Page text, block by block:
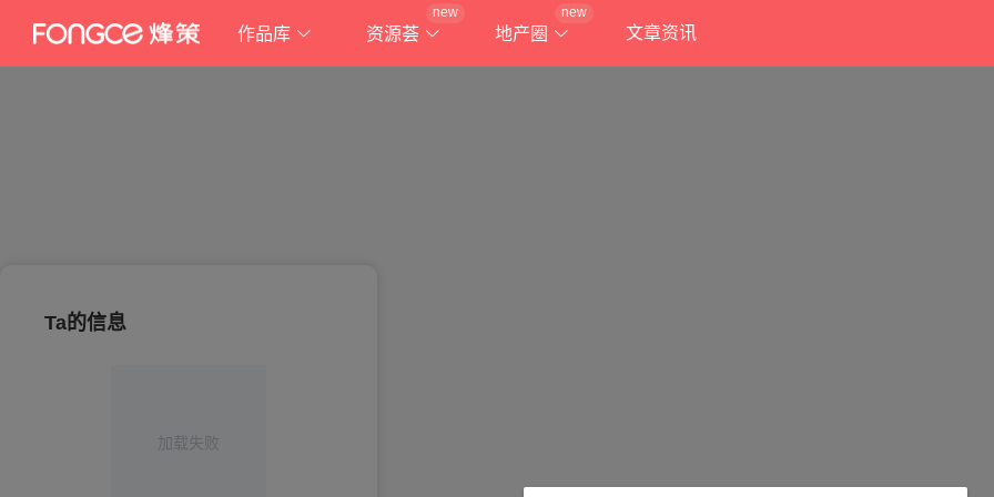
作品库 资源荟
new
地产圈
new
文章资讯
Ta的信息
加载失败